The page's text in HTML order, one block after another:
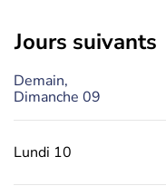
jours suivants
Demain,
Dimanche 09
Lundi 10